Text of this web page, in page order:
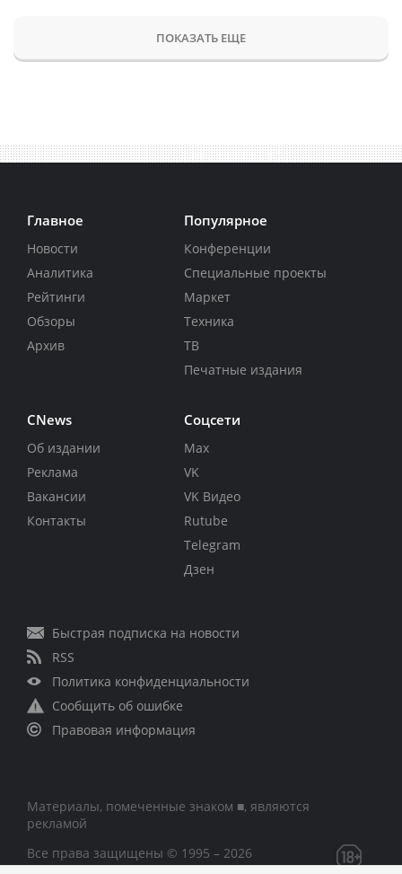
ПОКАЗАТЬ ЕЩЕ
Главное
Новости
Аналитика
Рейтинги
Обзоры
Архив
Популярное
Конференции
Специальные проекты
Маркет
Техника
ТВ
Печатные издания
CNews
Об издании
Реклама
Вакансии
Контакты
Соцсети
Max
VK
VK Видео
Rutube
Telegram
Дзен
Быстрая подписка на новости
RSS
Политика конфиденциальности
Сообщить об ошибке
Правовая информация
Материалы, помеченные знаком ■, являются
рекламой
Все права защищены © 1995 – 2026